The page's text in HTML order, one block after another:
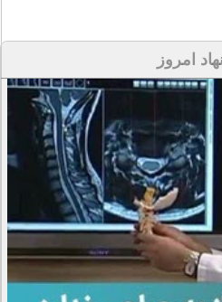
امروز